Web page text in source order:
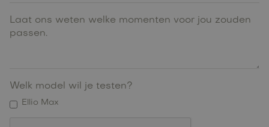
Welk model wil je testen?
Ellio Max